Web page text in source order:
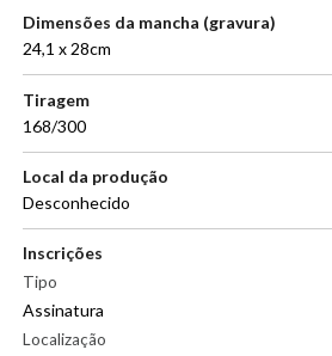
Dimensões da mancha (gravura)
24,1 x 28cm
Tiragem
168/300
Local da produção
Desconhecido
Inscrições
Tipo
Assinatura
Localização